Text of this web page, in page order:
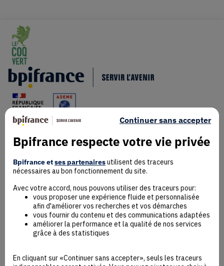
Mentions Légales
Données personnelles
Contact
Mentions Légales
Bpifrance respecte votre vie privée
Bpifrance etses partenairesutilisent des traceurs
nécessaires au bon fonctionnement du site.
Avec votre accord, nous pouvons utiliser des traceurs pour:
vous proposer une expérience fluide et personnalisée
afin d'améliorer vos recherches et vos démarches
vous fournir du contenu et des communications adaptées
améliorer la performance et la qualité de nos services
grâce à des statistiques
En cliquant sur «Continuer sans accepter», seuls les traceurs
Continuer sans accepter